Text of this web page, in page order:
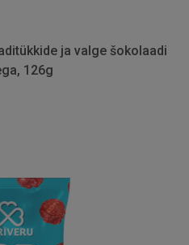
ja valge šokolaadi
126g